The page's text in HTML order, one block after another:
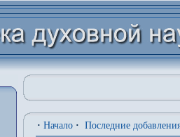
· Начало · Последние